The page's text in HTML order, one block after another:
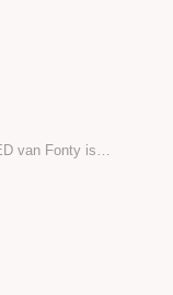
van Fonty is…